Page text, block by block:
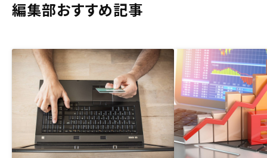
編集部おすすめ記事